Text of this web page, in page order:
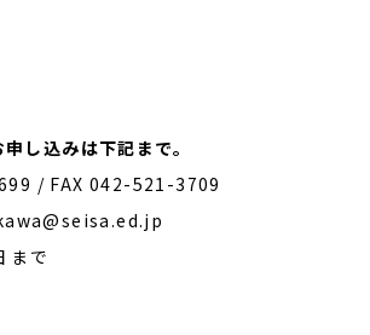
し込みは下記まで。
/ FAX 042-521-3709
まで